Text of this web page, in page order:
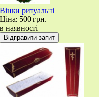
Вінки ритуальні
Ціна: 500 грн.
в наявності